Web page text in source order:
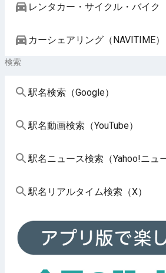
レンタカー・サイクル・バイク
カーシェアリング（NAVITIME）
検索
駅名検索（Google）
駅名動画検索（YouTube）
駅名ニュース検索（Yahoo!ニュ
駅名リアルタイム検索（X）